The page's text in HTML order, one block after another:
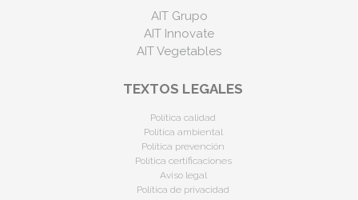
AIT Grupo
AIT Innovate
AIT Vegetables
TEXTOS LEGALES
Política calidad
Política ambiental
Política prevención
Política certificaciones
Aviso legal
Política de privacidad